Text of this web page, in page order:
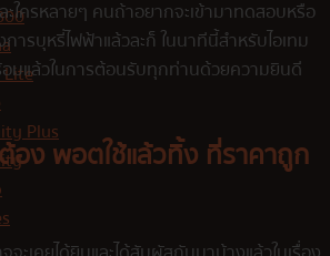
Lite
Plus
ใครหลายๆ คนถ้าอยากจะเข้ามาทดสอบหรือ
ารบุหรี่ไฟฟ้าแล้วละก็ ในนาทีนี้สำหรับไอเทม
มแล้วในการต้อนรับทุกท่านด้วยความยินดี
ต้อง พอตใช้แล้วทิ้ง ที่ราคาถูก